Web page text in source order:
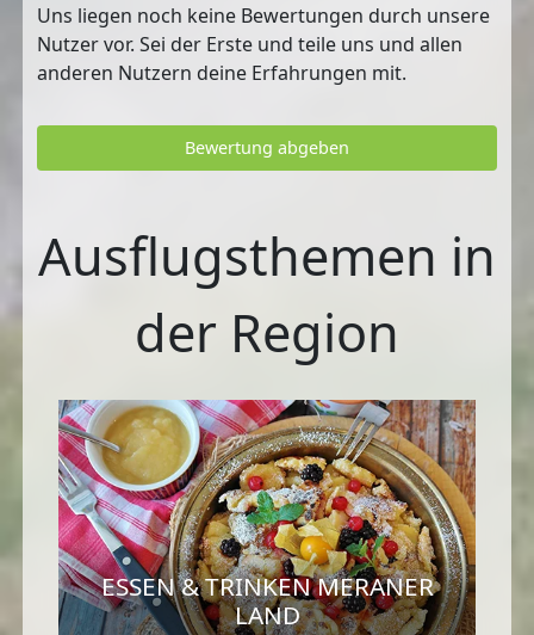
Uns liegen noch keine Bewertungen durch unsere
Nutzer vor. Sei der Erste und teile uns und allen
anderen Nutzern deine Erfahrungen mit.
Bewertung abgeben
Ausflugsthemen in
der Region
ESSEN & TRINKEN MERANER
LAND